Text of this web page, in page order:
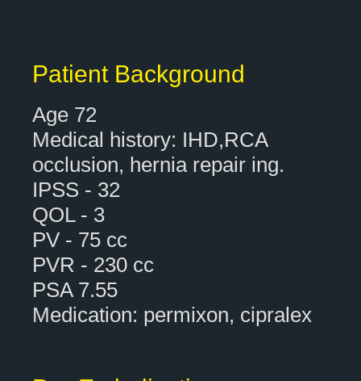
Patient Background
Age 72
Medical history: IHD,RCA
occlusion, hernia repair ing.
IPSS - 32
QOL - 3
PV - 75 cc
PVR - 230 cc
PSA 7.55
Medication: permixon, cipralex